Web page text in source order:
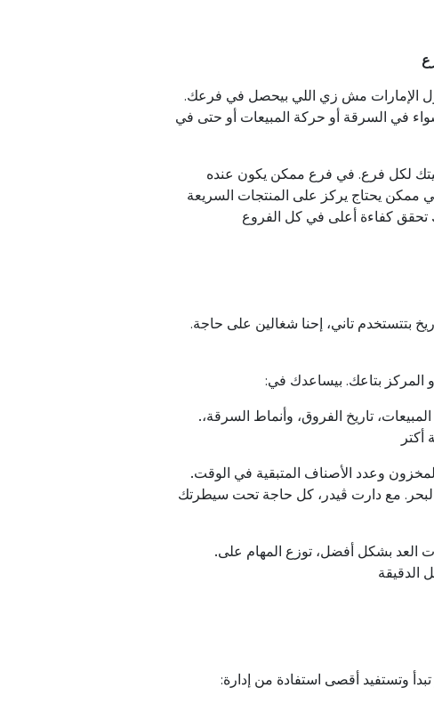
الإمارات مش زي اللي بيحصل في فرعك
في السرقة أو حركة المبيعات أو حتى في
لكل فرع. في فرع ممكن يكون عنده
ممكن يحتاج يركز على المنتجات السريعة
تحققكفاءة أعلى في كل الفروع
بتتستخدم تاني، إحنا شغالين على حاجة
المركز بتاعك. بيساعدك في
المبيعات، تاريخ الفروق، وأنماط السرقة،
أكتر
وعدد الأصناف المتبقية في الوقت
. مع دارت ڤيدر ، كل حاجة تحت سيطرتك
العد بشكل أفضل، توزع المهام على
الدقيقة
:جاهز تحط العد المركز موضع التنفيذ؟ إليك ازاي تقدر تبدأ وتستفيد أقصى استفادة من إدارة